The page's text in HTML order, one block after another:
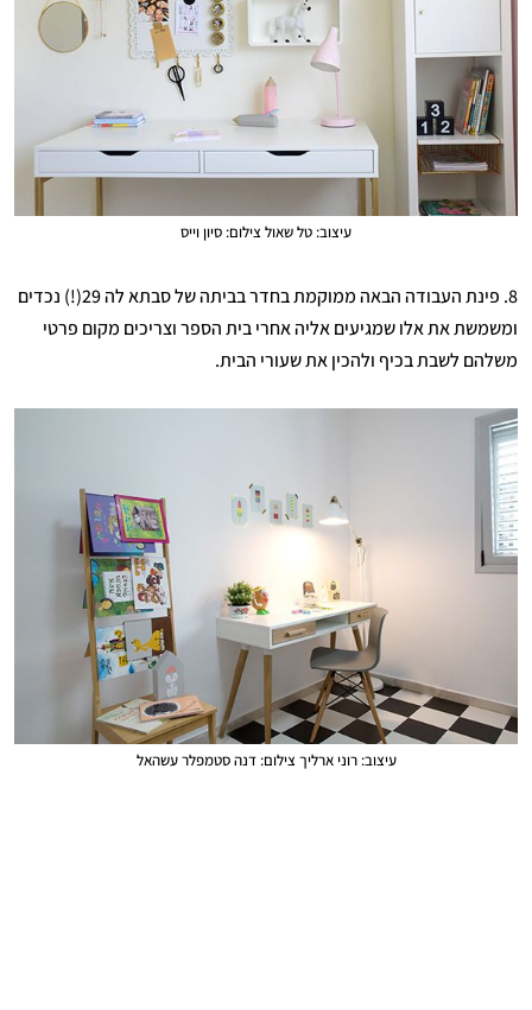
עיצוב: טל שאול צילום: סיון וייס
8. פינת העבודה הבאה ממוקמת בחדר בביתה של סבתא לה 29(!) נכדים
ומשמשת את אלו שמגיעים אליה אחרי בית הספר וצריכים מקום פרטי
משלהם לשבת בכיף ולהכין את שעורי הבית.
עיצוב: רוני ארליך צילום: דנה סטמפלר עשהאל